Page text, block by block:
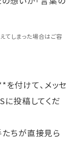
てしまった場合はご容
を付けて、メッセ
に投稿してくだ
ちが直接見ら